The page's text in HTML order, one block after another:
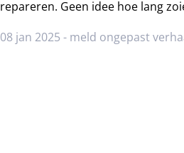
repareren. Geen idee hoe lang
08 jan 2025 - meld ongepast